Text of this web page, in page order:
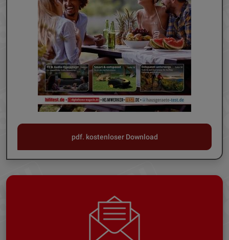
pdf. kostenloser Download